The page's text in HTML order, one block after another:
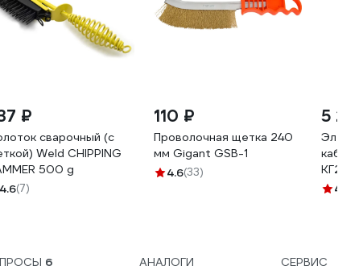
₽
сварочный (с
Weld CHIPPING
500 g
4.6(7)
110 ₽
Проволочная щетка 240
мм Gigant GSB-1
4.6(33)
5
КГ25
4.6
6 АНАЛОГИ СЕРВИС